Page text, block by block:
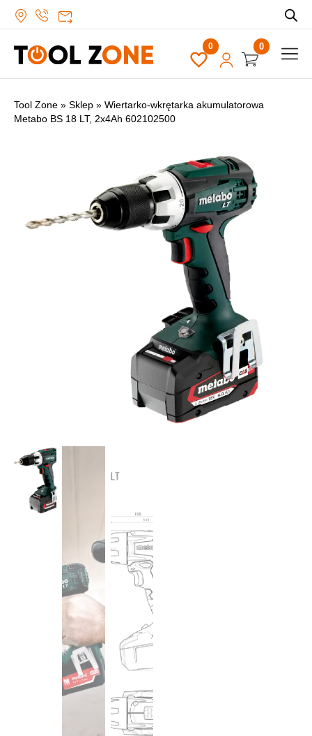
0
Tool Zone » Sklep » Wiertarko-wkrętarka akumulatorowa
Metabo BS 18 LT, 2x4Ah 602102500